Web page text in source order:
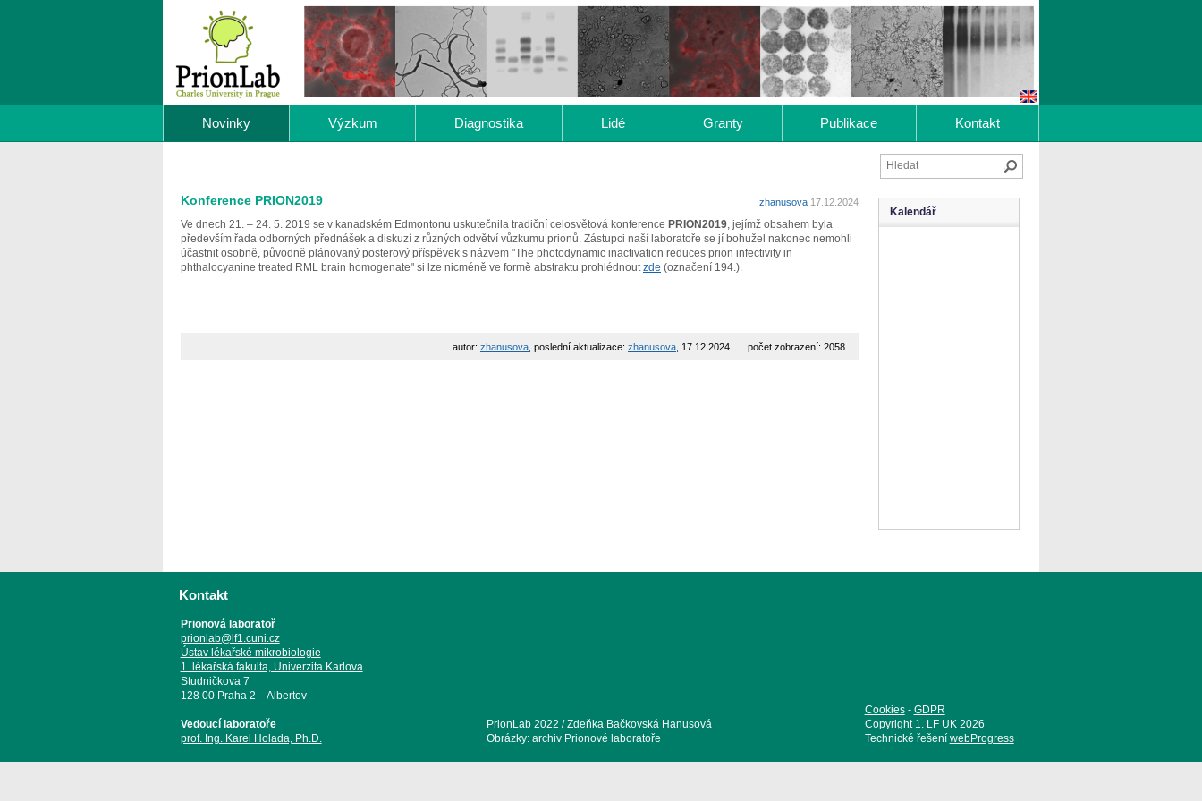
Novinky Výzkum Diagnostika Lidé Granty Publikace Kontakt
zhanusova 17.12.2024
Konference PRION2019
Ve dnech 21. – 24. 5. 2019 se v kanadském Edmontonu uskutečnila tradiční celosvětová konference PRION2019, jejímž obsahem byla
především řada odborných přednášek a diskuzí z různých odvětví vůzkumu prionů. Zástupci naší laboratoře se jí bohužel nakonec nemohli
účastnit osobně, původně plánovaný posterový příspěvek s názvem "The photodynamic inactivation reduces prion infectivity in
phthalocyanine treated RML brain homogenate" si lze nicméně ve formě abstraktu prohlédnoutzde (označení 194.).
počet zobrazení: 2058
autor: zhanusova , poslední aktualizace: zhanusova , 17.12.2024
Kalendář
Kontakt
Prionová laboratoř
prionlab@lf1.cuni.cz
Ústav lékařské mikrobiologie
1. lékařská fakulta, Univerzita Karlova
Studničkova 7
128 00 Praha 2 – Albertov
Vedoucí laboratoře
prof. Ing. Karel Holada, Ph.D.
PrionLab 2022 / Zdeňka Bačkovská Hanusová
Obrázky: archiv Prionové laboratoře
Cookies- GDPR
Copyright 1. LF UK 2026
Technické řešení webProgress